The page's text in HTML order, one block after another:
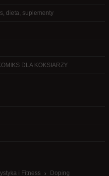
dieta, suplementy
DLA KOKSIARZY
i Fitness Doping